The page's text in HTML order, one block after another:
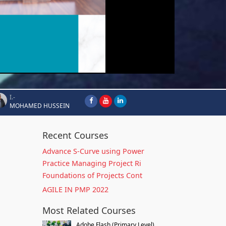
I.-
MOHAMED HUSSEIN
Recent Courses
Advance S-Curve using Power
Practice Managing Project Ri
Foundations of Projects Cont
AGILE IN PMP 2022
Most Related Courses